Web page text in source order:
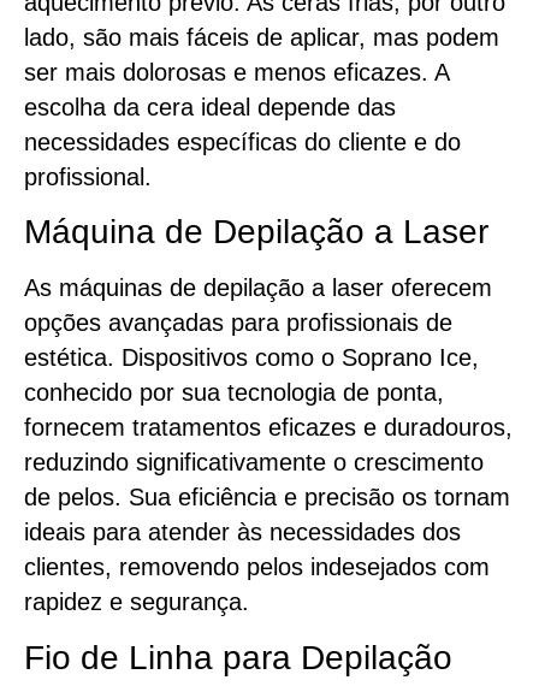
lado, são mais fáceis de aplicar, mas podem
ser mais dolorosas e menos eficazes. A
escolha da cera ideal depende das
necessidades específicas do cliente e do
profissional.
Máquina de Depilação a Laser
As máquinas de depilação a laser oferecem
opções avançadas para profissionais de
estética. Dispositivos como o Soprano Ice,
conhecido por sua tecnologia de ponta,
fornecem tratamentos eficazes e duradouros,
reduzindo significativamente o crescimento
de pelos. Sua eficiência e precisão os tornam
ideais para atender às necessidades dos
clientes, removendo pelos indesejados com
rapidez e segurança.
Fio de Linha para Depilação